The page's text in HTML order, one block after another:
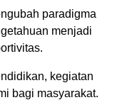
paradigma
menjadi
kegiatan
bagi masyarakat.